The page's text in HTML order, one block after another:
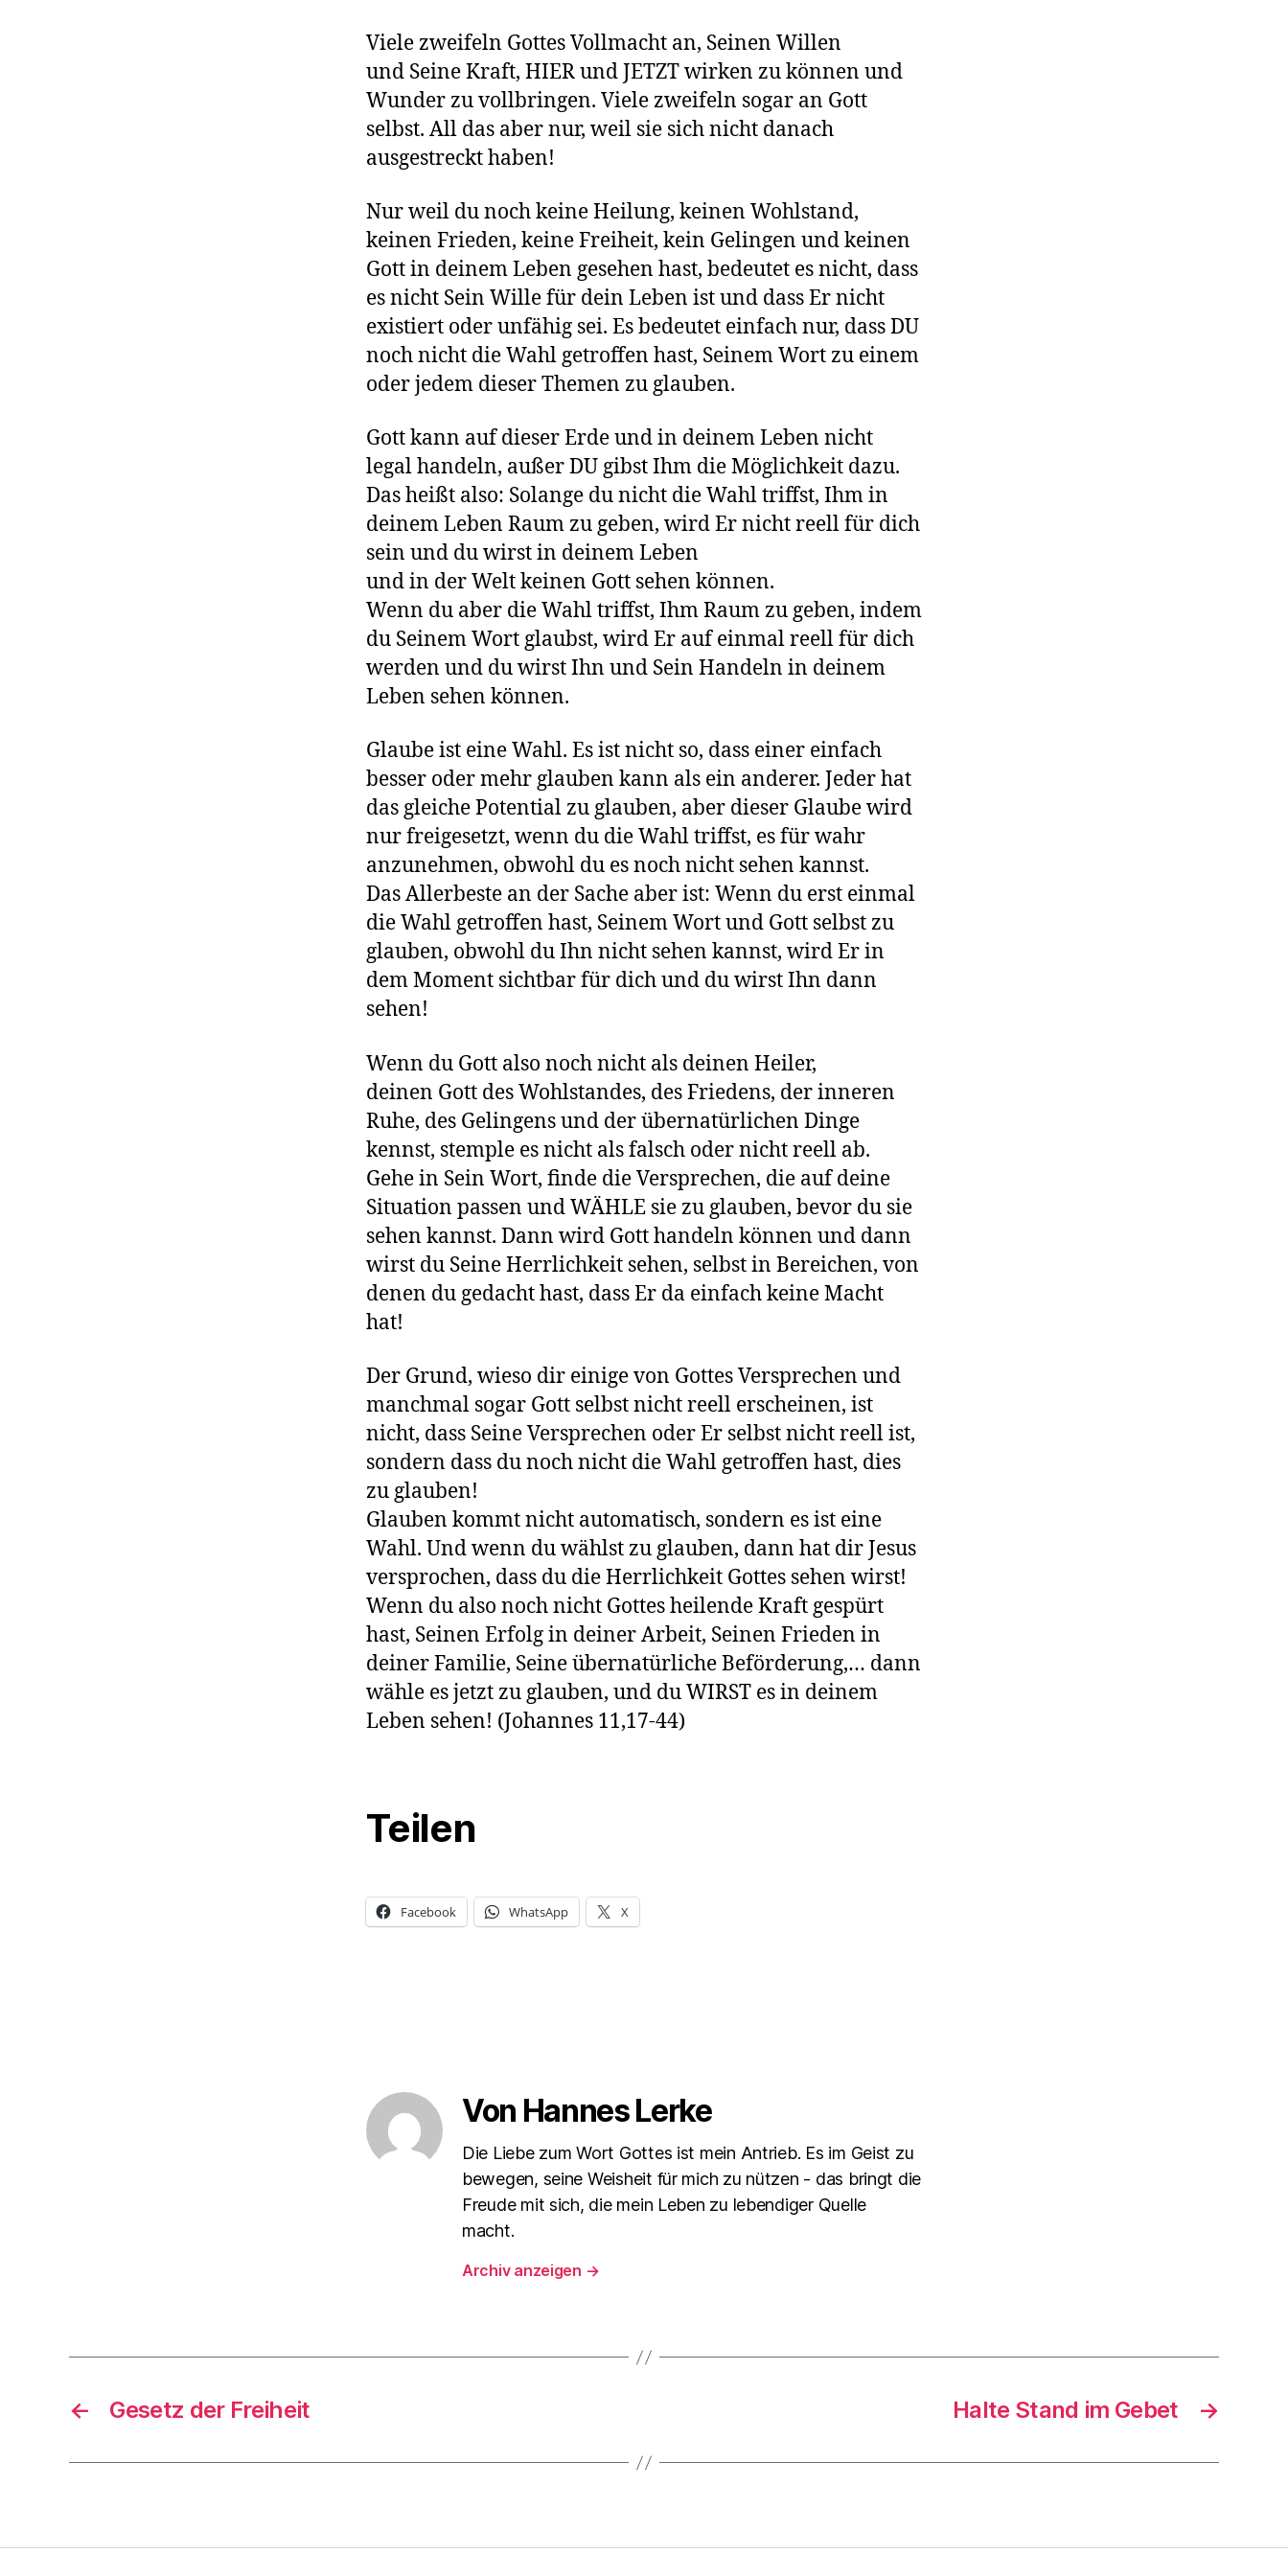
Viele zweifeln Gottes Vollmacht an, Seinen Willen
und Seine Kraft, HIER und JETZT wirken zu können und
Wunder zu vollbringen. Viele zweifeln sogar an Gott
selbst. All das aber nur, weil sie sich nicht danach
ausgestreckt haben!
Nur weil du noch keine Heilung, keinen Wohlstand,
keinen Frieden, keine Freiheit, kein Gelingen und keinen
Gott in deinem Leben gesehen hast, bedeutet es nicht, dass
es nicht Sein Wille für dein Leben ist und dass Er nicht
existiert oder unfähig sei. Es bedeutet einfach nur, dass DU
noch nicht die Wahl getroffen hast, Seinem Wort zu einem
oder jedem dieser Themen zu glauben.
Gott kann auf dieser Erde und in deinem Leben nicht
legal handeln, außer DU gibst Ihm die Möglichkeit dazu.
Das heißt also: Solange du nicht die Wahl triffst, Ihm in
deinem Leben Raum zu geben, wird Er nicht reell für dich
sein und du wirst in deinem Leben
und in der Welt keinen Gott sehen können.
Wenn du aber die Wahl triffst, Ihm Raum zu geben, indem
du Seinem Wort glaubst, wird Er auf einmal reell für dich
werden und du wirst Ihn und Sein Handeln in deinem
Leben sehen können.
Glaube ist eine Wahl. Es ist nicht so, dass einer einfach
besser oder mehr glauben kann als ein anderer. Jeder hat
das gleiche Potential zu glauben, aber dieser Glaube wird
nur freigesetzt, wenn du die Wahl triffst, es für wahr
anzunehmen, obwohl du es noch nicht sehen kannst.
Das Allerbeste an der Sache aber ist: Wenn du erst einmal
die Wahl getroffen hast, Seinem Wort und Gott selbst zu
glauben, obwohl du Ihn nicht sehen kannst, wird Er in
dem Moment sichtbar für dich und du wirst Ihn dann
sehen!
Wenn du Gott also noch nicht als deinen Heiler,
deinen Gott des Wohlstandes, des Friedens, der inneren
Ruhe, des Gelingens und der übernatürlichen Dinge
kennst, stemple es nicht als falsch oder nicht reell ab.
Gehe in Sein Wort, finde die Versprechen, die auf deine
Situation passen und WÄHLE sie zu glauben, bevor du sie
sehen kannst. Dann wird Gott handeln können und dann
wirst du Seine Herrlichkeit sehen, selbst in Bereichen, von
denen du gedacht hast, dass Er da einfach keine Macht
hat!
Der Grund, wieso dir einige von Gottes Versprechen und
manchmal sogar Gott selbst nicht reell erscheinen, ist
nicht, dass Seine Versprechen oder Er selbst nicht reell ist,
sondern dass du noch nicht die Wahl getroffen hast, dies
zu glauben!
Glauben kommt nicht automatisch, sondern es ist eine
Wahl. Und wenn du wählst zu glauben, dann hat dir Jesus
versprochen, dass du die Herrlichkeit Gottes sehen wirst!
Wenn du also noch nicht Gottes heilende Kraft gespürt
hast, Seinen Erfolg in deiner Arbeit, Seinen Frieden in
deiner Familie, Seine übernatürliche Beförderung,… dann
wähle es jetzt zu glauben, und du WIRST es in deinem
Leben sehen! (Johannes 11,17-44)
Teilen
Facebook WhatsApp X
Von Hannes Lerke
Die Liebe zum Wort Gottes ist mein Antrieb. Es im Geist zu
bewegen, seine Weisheit für mich zu nützen - das bringt die
Freude mit sich, die mein Leben zu lebendiger Quelle
macht.
Archiv anzeigen →
← Gesetz der Freiheit →
Halte Stand im Gebet